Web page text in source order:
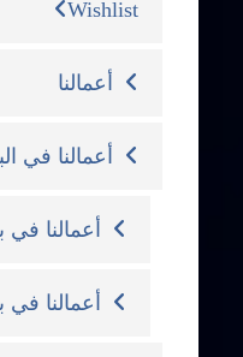
Wishlist
أعمالنا
أعمالنا في
أعمالنا
أعمالنا